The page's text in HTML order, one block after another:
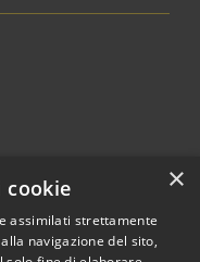
×
cookie
assimilati strettamente
navigazione del sito,